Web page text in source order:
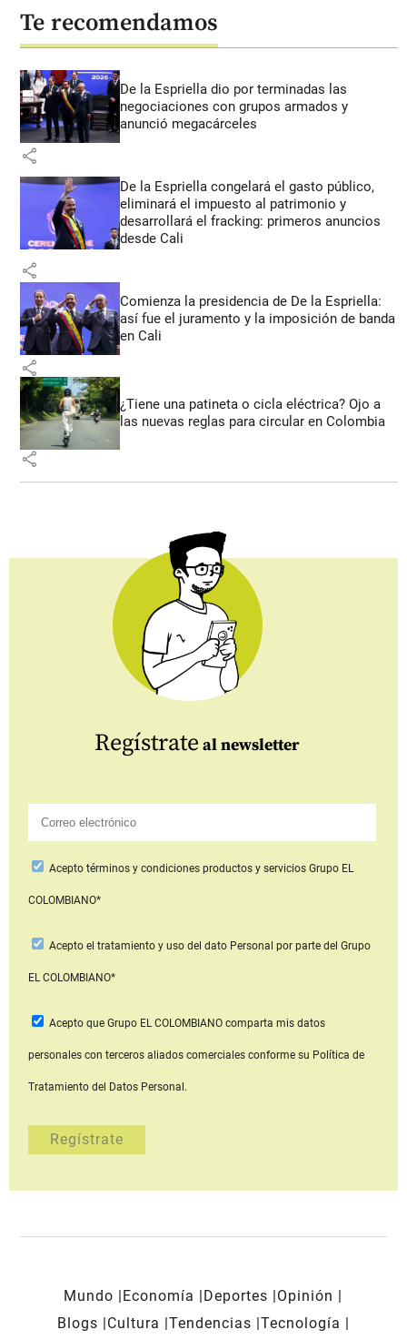
Te recomendamos
De la Espriella dio por terminadas las
negociaciones con grupos armados y
anunció megacárceles
share
De la Espriella congelará el gasto público,
eliminará el impuesto al patrimonio y
desarrollará el fracking: primeros anuncios
desde Cali
share
Comienza la presidencia de De la Espriella:
así fue el juramento y la imposición de banda
en Cali
share
¿Tiene una patineta o cicla eléctrica? Ojo a
las nuevas reglas para circular en Colombia
share
Regístrate al newsletter
Aceptotérminos y condiciones productos y serviciosGrupo EL
COLOMBIANO*
Acepto el tratamiento y uso del dato Personal por parte del Grupo
EL COLOMBIANO*
Acepto que Grupo EL COLOMBIANOcomparta mis datos
personales con terceros aliados comerciales conforme su Política de
Tratamiento del Datos Personal.
Mundo Economía Deportes
Opinión
Blogs
Cultura Tendencias Tecnología